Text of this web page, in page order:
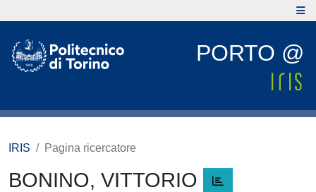
PORTO @
IRIS Pagina ricercatore
BONINO, VITTORIO